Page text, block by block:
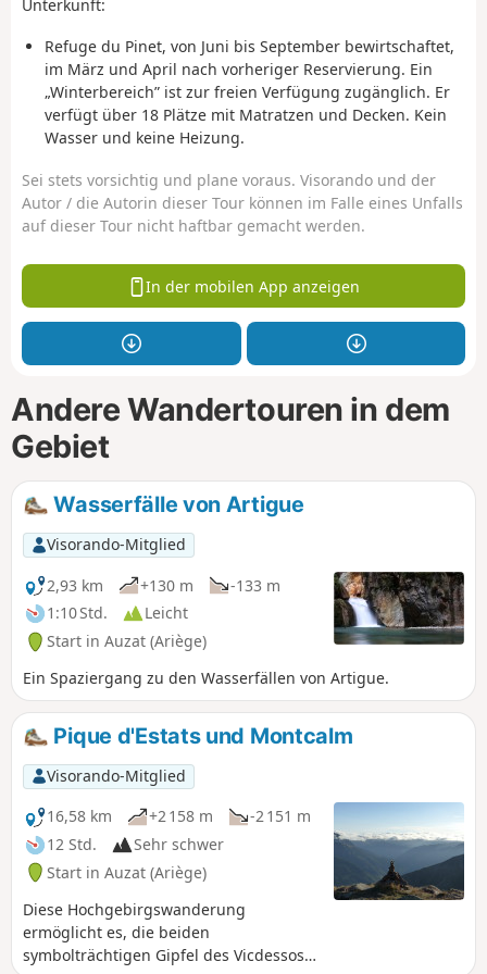
Unterkunft:
Refuge du Pinet, von Juni bis September bewirtschaftet,
im März und April nach vorheriger Reservierung. Ein
„Winterbereich” ist zur freien Verfügung zugänglich. Er
verfügt über 18 Plätze mit Matratzen und Decken. Kein
Wasser und keine Heizung.
Sei stets vorsichtig und plane voraus. Visorando und der
Autor / die Autorin dieser Tour können im Falle eines Unfalls
auf dieser Tour nicht haftbar gemacht werden.
In der mobilen App anzeigen
Andere Wandertouren in dem
Gebiet
Wasserfälle von Artigue
Visorando-Mitglied
2,93 km
+130 m
-133 m
1:10 Std.
Leicht
Start in Auzat (Ariège)
Ein Spaziergang zu den Wasserfällen von Artigue.
Pique d'Estats und Montcalm
Visorando-Mitglied
16,58 km
+2 158 m
-2 151 m
12 Std.
Sehr schwer
Start in Auzat (Ariège)
Diese Hochgebirgswanderung
ermöglicht es, die beiden
symbolträchtigen Gipfel des Vicdessos-